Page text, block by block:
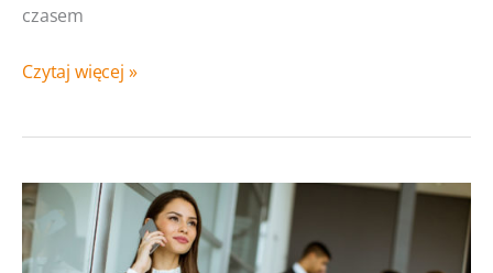
czasem
Oprogramowanie
IT
Czytaj więcej »